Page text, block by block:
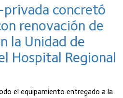
concretó
renovación de
la Unidad de
Hospital Regional
el equipamiento entregado a la